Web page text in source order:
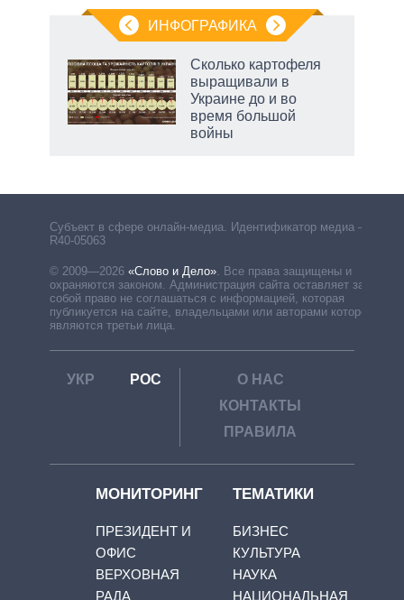
ИНФОГРАФИКА
Сколько картофеля
выращивали в
Украине до и во
время большой
войны
Субъект в сфере онлайн-медиа. Идентификатор медиа –
R40-05063
© 2009—2026 «Слово и Дело». Все права защищены и
охраняются законом. Администрация сайта оставляет за
собой право не соглашаться с информацией, которая
публикуется на сайте, владельцами или авторами которой
являются третьи лица.
УКР РОС
О НАС
КОНТАКТЫ
ПРАВИЛА
МОНИТОРИНГ
ПРЕЗИДЕНТ И
ОФИС
ВЕРХОВНАЯ
РАДА
ТЕМАТИКИ
БИЗНЕС
КУЛЬТУРА
НАУКА
НАЦИОНАЛЬНАЯ